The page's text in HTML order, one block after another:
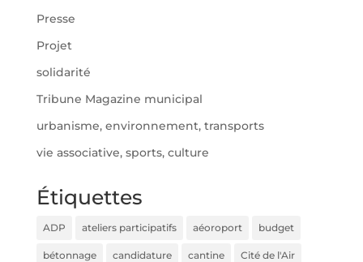
Presse
Projet
solidarité
Tribune Magazine municipal
urbanisme, environnement, transports
vie associative, sports, culture
Étiquettes
ADP ateliers participatifs aéoroport budget
bétonnage candidature cantine Cité de l'Air